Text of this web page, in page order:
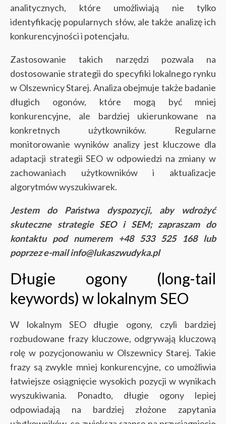
analitycznych, które umożliwiają nie tylko
identyfikację popularnych słów, ale także analizę ich
konkurencyjności i potencjału.
Zastosowanie takich narzędzi pozwala na
dostosowanie strategii do specyfiki lokalnego rynku
w Olszewnicy Starej. Analiza obejmuje także badanie
długich ogonów, które mogą być mniej
konkurencyjne, ale bardziej ukierunkowane na
konkretnych użytkowników. Regularne
monitorowanie wyników analizy jest kluczowe dla
adaptacji strategii SEO w odpowiedzi na zmiany w
zachowaniach użytkowników i aktualizacje
algorytmów wyszukiwarek.
Jestem do Państwa dyspozycji, aby wdrożyć
skuteczne strategie SEO i SEM; zapraszam do
kontaktu pod numerem +48 533 525 168 lub
poprzez e-mail info@lukaszwudyka.pl
Długie ogony (long-tail
keywords) w lokalnym SEO
W lokalnym SEO długie ogony, czyli bardziej
rozbudowane frazy kluczowe, odgrywają kluczową
rolę w pozycjonowaniu w Olszewnicy Starej. Takie
frazy są zwykle mniej konkurencyjne, co umożliwia
łatwiejsze osiągnięcie wysokich pozycji w wynikach
wyszukiwania. Ponadto, długie ogony lepiej
odpowiadają na bardziej złożone zapytania